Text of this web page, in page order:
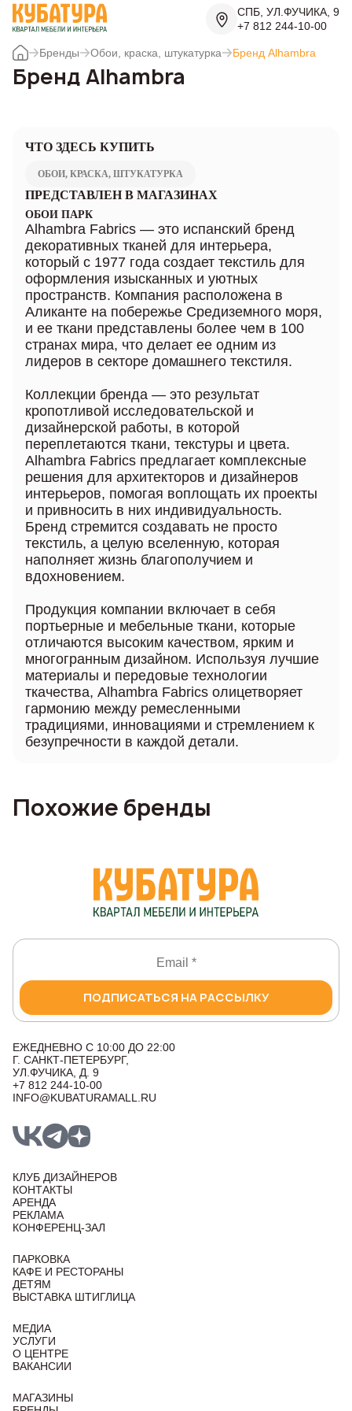
СПБ, УЛ.ФУЧИКА, 9
+7 812 244-10-00
Бренды Обои, краска, штукатурка Бренд Alhambra
Бренд Alhambra
ЧТО ЗДЕСЬ КУПИТЬ
ОБОИ, КРАСКА, ШТУКАТУРКА
ПРЕДСТАВЛЕН В МАГАЗИНАХ
ОБОИ ПАРК
Alhambra Fabrics — это испанский бренд
декоративных тканей для интерьера,
который с 1977 года создает текстиль для
оформления изысканных и уютных
пространств. Компания расположена в
Аликанте на побережье Средиземного моря,
и ее ткани представлены более чем в 100
странах мира, что делает ее одним из
лидеров в секторе домашнего текстиля.
Коллекции бренда — это результат
кропотливой исследовательской и
дизайнерской работы, в которой
переплетаются ткани, текстуры и цвета.
Alhambra Fabrics предлагает комплексные
решения для архитекторов и дизайнеров
интерьеров, помогая воплощать их проекты
и привносить в них индивидуальность.
Бренд стремится создавать не просто
текстиль, а целую вселенную, которая
наполняет жизнь благополучием и
вдохновением.
Продукция компании включает в себя
портьерные и мебельные ткани, которые
отличаются высоким качеством, ярким и
многогранным дизайном. Используя лучшие
материалы и передовые технологии
ткачества, Alhambra Fabrics олицетворяет
гармонию между ремесленными
традициями, инновациями и стремлением к
безупречности в каждой детали.
Похожие бренды
ПОДПИСАТЬСЯ НА РАССЫЛКУ
ЕЖЕДНЕВНО С 10:00 ДО 22:00
Г. САНКТ-ПЕТЕРБУРГ,
УЛ.ФУЧИКА, Д. 9
+7 812 244-10-00
INFO@KUBATURAMALL.RU
КЛУБ ДИЗАЙНЕРОВ
КОНТАКТЫ
АРЕНДА
РЕКЛАМА
КОНФЕРЕНЦ-ЗАЛ
ПАРКОВКА
КАФЕ И РЕСТОРАНЫ
ДЕТЯМ
ВЫСТАВКА ШТИГЛИЦА
МЕДИА
УСЛУГИ
О ЦЕНТРЕ
ВАКАНСИИ
МАГАЗИНЫ